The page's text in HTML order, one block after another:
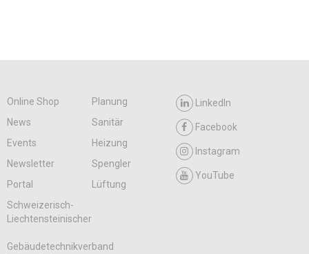
Online Shop
Planung
News
Sanitär
Events
Heizung
Newsletter
Spengler
Portal
Lüftung
LinkedIn
Facebook
Instagram
YouTube
Schweizerisch-
Liechtensteinischer
Gebäudetechnikverband